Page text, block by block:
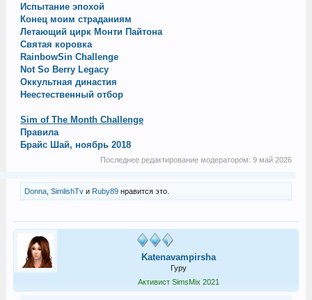
Испытание эпохой
Конец моим страданиям
Летающий цирк Монти Пайтона
Святая коровка
RainbowSin Challenge
Not So Berry Legacy
Оккультная династия
Неестественный отбор
Sim of The Month Challenge
Правила
Брайс Шай, ноябрь 2018
Последнее редактирование модератором:9 май 2026
Donna, SimlishTvи Ruby89нравится это.
Katenavampirsha
Гуру
Активист SimsMix 2021